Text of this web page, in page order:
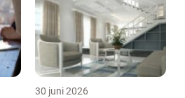
30 juni 2026